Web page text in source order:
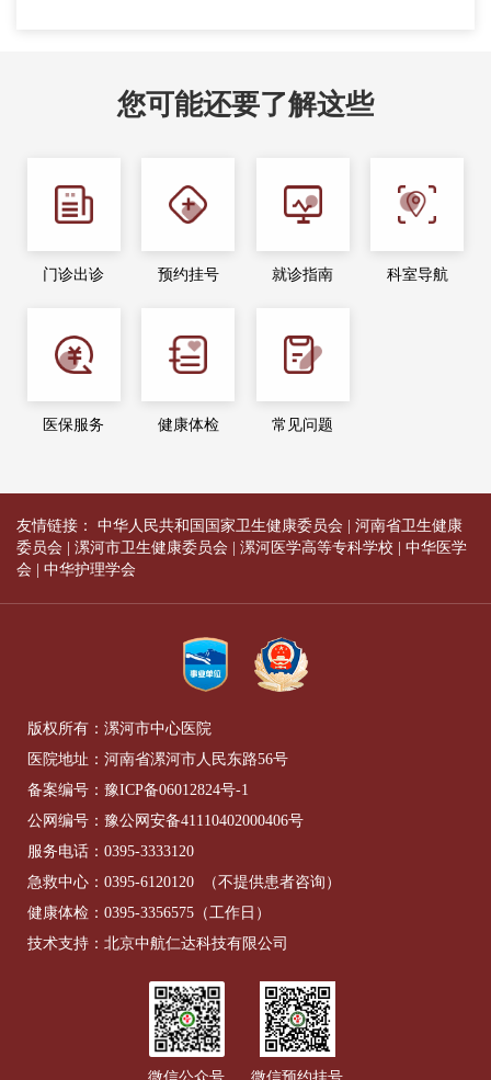
您可能还要了解这些
门诊出诊 预约挂号 就诊指南 科室导航
医保服务 健康体检 常见问题
友情链接： 中华人民共和国国家卫生健康委员会 | 河南省卫生健康
委员会 | 漯河市卫生健康委员会 | 漯河医学高等专科学校 | 中华医学
会 | 中华护理学会
版权所有：漯河市中心医院
医院地址：河南省漯河市人民东路56号
备案编号： 豫ICP备06012824号-1
公网编号： 豫公网安备41110402000406号
服务电话： 0395-3333120
急救中心： 0395-6120120
（不提供患者咨询）
健康体检： 0395-3356575 （工作日）
技术支持：北京中航仁达科技有限公司